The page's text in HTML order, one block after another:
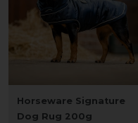
Horseware Signature
Dog Rug 200g